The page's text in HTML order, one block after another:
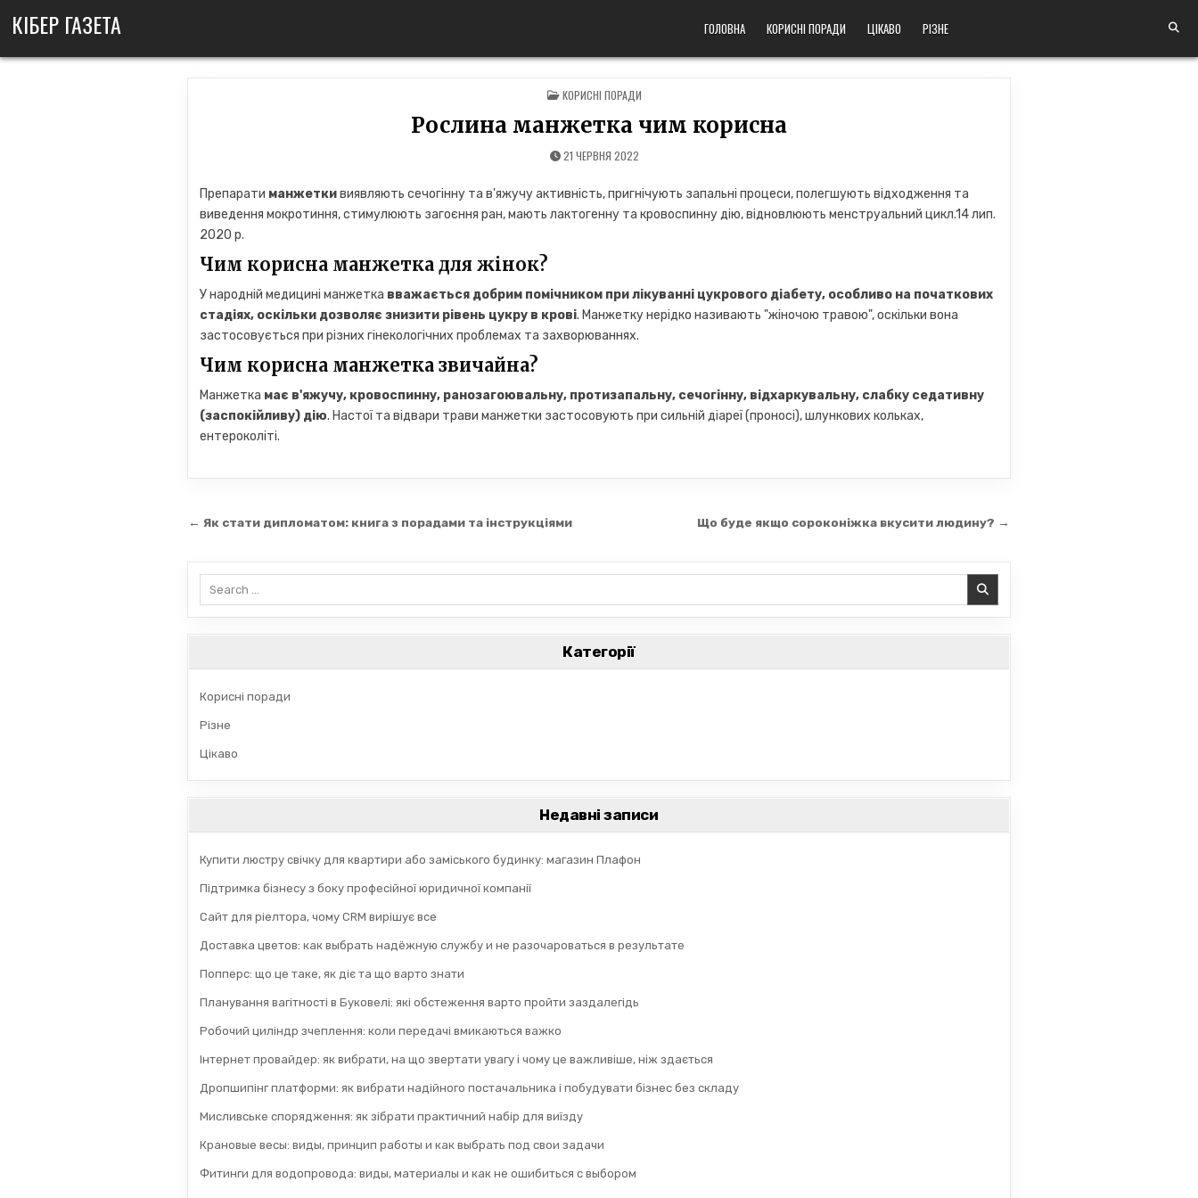
КІБЕР ГАЗЕТА ГОЛОВНА КОРИСНІ ПОРАДИ ЦІКАВО РІЗНЕ
POSTED
IN
КОРИСНІ ПОРАДИ
Рослина манжетка чим корисна
21 ЧЕРВНЯ 2022
Препарати манжеткивиявляють сечогінну та в'яжучу активність, пригнічують запальні процеси, полегшують відходження та
виведення мокротиння, стимулюють загоєння ран, мають лактогенну та кровоспинну дію, відновлюють менструальний цикл.14 лип.
2020 р.
Чим корисна манжетка для жінок?
У народній медицині манжетка вважається добрим помічником при лікуванні цукрового діабету, особливо на початкових
стадіях, оскільки дозволяє знизити рівень цукру в крові. Манжетку нерідко називають "жіночою травою", оскільки вона
застосовується при різних гінекологічних проблемах та захворюваннях.
Чим корисна манжетка звичайна?
Манжетка має в'яжучу, кровоспинну, ранозагоювальну, протизапальну, сечогінну, відхаркувальну, слабку седативну
(заспокійливу) дію. Настої та відвари трави манжетки застосовують при сильній діареї (проносі), шлункових кольках,
ентероколіті.
Навігація Що буде якщо сороконіжка вкусити людину? →
← Як стати дипломатом: книга з порадами та інструкціями
Категорії
Корисні поради
Різне
Цікаво
Недавні записи
Купити люстру свічку для квартири або заміського будинку: магазин Плафон
Підтримка бізнесу з боку професійної юридичної компанії
Сайт для ріелтора, чому CRM вирішує все
Доставка цветов: как выбрать надёжную службу и не разочароваться в результате
Попперс: що це таке, як діє та що варто знати
Планування вагітності в Буковелі: які обстеження варто пройти заздалегідь
Робочий циліндр зчеплення: коли передачі вмикаються важко
Інтернет провайдер: як вибрати, на що звертати увагу і чому це важливіше, ніж здається
Дропшипінг платформи: як вибрати надійного постачальника і побудувати бізнес без складу
Мисливське спорядження: як зібрати практичний набір для виїзду
Крановые весы: виды, принцип работы и как выбрать под свои задачи
Фитинги для водопровода: виды, материалы и как не ошибиться с выбором